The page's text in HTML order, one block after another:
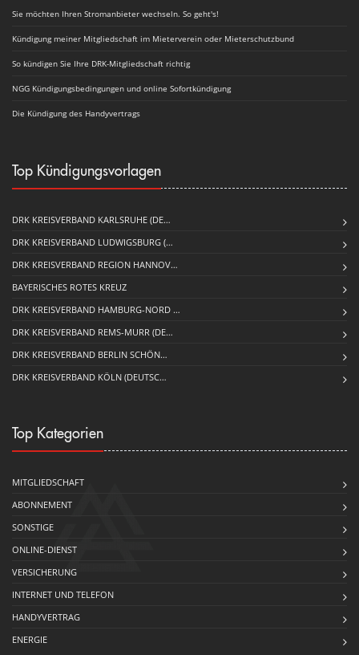
Sie möchten Ihren Stromanbieter wechseln. So geht's!
Kündigung meiner Mitgliedschaft im Mieterverein oder Mieterschutzbund
So kündigen Sie Ihre DRK-Mitgliedschaft richtig
NGG Kündigungsbedingungen und online Sofortkündigung
Die Kündigung des Handyvertrags
Top Kündigungsvorlagen
DRK KREISVERBAND KARLSRUHE (DE…
DRK KREISVERBAND LUDWIGSBURG (…
DRK KREISVERBAND REGION HANNOV…
BAYERISCHES ROTES KREUZ
DRK KREISVERBAND HAMBURG-NORD …
DRK KREISVERBAND REMS-MURR (DE…
DRK KREISVERBAND BERLIN SCHÖN…
DRK KREISVERBAND KÖLN (DEUTSC…
Top Kategorien
MITGLIEDSCHAFT
ABONNEMENT
SONSTIGE
ONLINE-DIENST
VERSICHERUNG
INTERNET UND TELEFON
HANDYVERTRAG
ENERGIE